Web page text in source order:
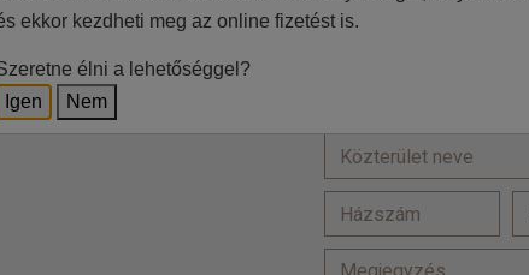
Ft
az irodával történő egyeztetés
ekkor kezdheti meg az online fizetést is.
élni a lehetőséggel?
Igen
Nem